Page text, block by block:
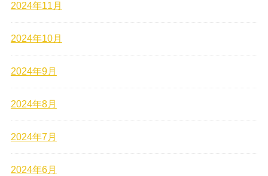
2024年11月
2024年10月
2024年9月
2024年8月
2024年7月
2024年6月